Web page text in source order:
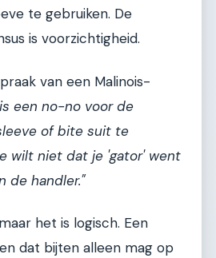
te gebruiken. De
is voorzichtigheid.
van een Malinois-
een no-no voor de
of bite suit te
wilt niet dat je 'gator' went
de handler."
het is logisch. Een
dat bijten alleen mag op